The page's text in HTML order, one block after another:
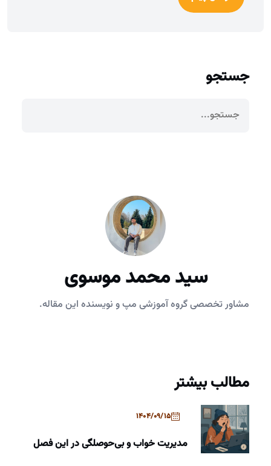
جستجو
سید محمد موسوی
مشاور تخصصی گروه آموزشی مپ و نویسنده این مقاله.
مطالب بیشتر
1404/09/15
مدیریت خواب و بی‌حوصلگی در این فصل